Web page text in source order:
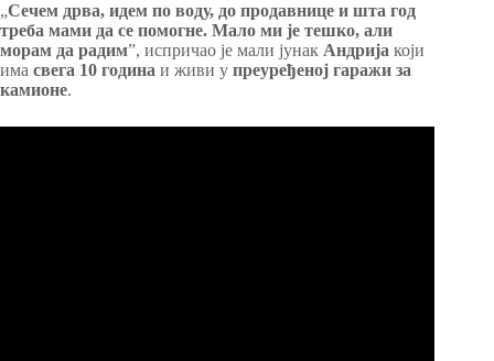
„Сечем дрва, идем по воду, до продавнице и шта год
треба мами да се помогне. Мало ми је тешко, али
морам да радим”, испричао је мали јунак Андрија који
има свега 10 година и живи у преуређеној гаражи за
камионе.